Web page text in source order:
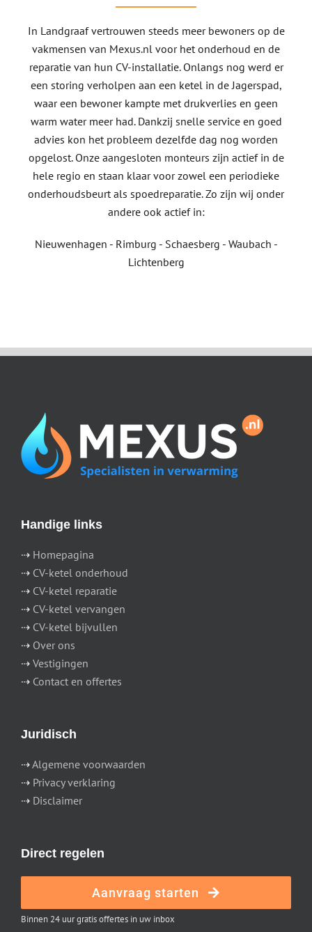
In Landgraaf vertrouwen steeds meer bewoners op de
vakmensen van Mexus.nl voor het onderhoud en de
reparatie van hun CV-installatie. Onlangs nog werd er
een storing verholpen aan een ketel in de Jagerspad,
waar een bewoner kampte met drukverlies en geen
warm water meer had. Dankzij snelle service en goed
advies kon het probleem dezelfde dag nog worden
opgelost. Onze aangesloten monteurs zijn actief in de
hele regio en staan klaar voor zowel een periodieke
onderhoudsbeurt als spoedreparatie. Zo zijn wij onder
andere ook actief in:
Nieuwenhagen - Rimburg - Schaesberg - Waubach -
Lichtenberg
Handige links
⇢ Homepagina
⇢ CV-ketel onderhoud
⇢ CV-ketel reparatie
⇢ CV-ketel vervangen
⇢ CV-ketel bijvullen
⇢ Over ons
⇢ Vestigingen
⇢ Contact en offertes
Juridisch
⇢Algemene voorwaarden
⇢ Privacy verklaring
⇢ Disclaimer
Direct regelen
Aanvraag starten
Binnen 24 uur gratis offertes in uw inbox